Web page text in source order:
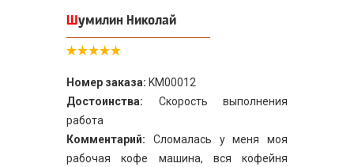
Шумилин Николай
Номер заказа: KM00012
Достоинства: Скорость выполнения
работа
Комментарий: Сломалась у меня моя
рабочая кофе машина, вся кофейня